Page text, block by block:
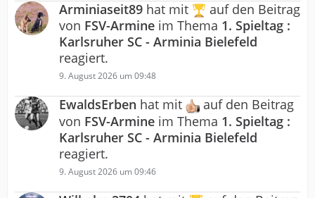
Arminiaseit89 hat mit
auf den Beitrag
von FSV-Armine im Thema 1. Spieltag :
Karlsruher SC - Arminia Bielefeld
reagiert.
9. August 2026 um 09:48
EwaldsErben hat mit
auf den Beitrag
von FSV-Armine im Thema 1. Spieltag :
Karlsruher SC - Arminia Bielefeld
reagiert.
9. August 2026 um 09:46